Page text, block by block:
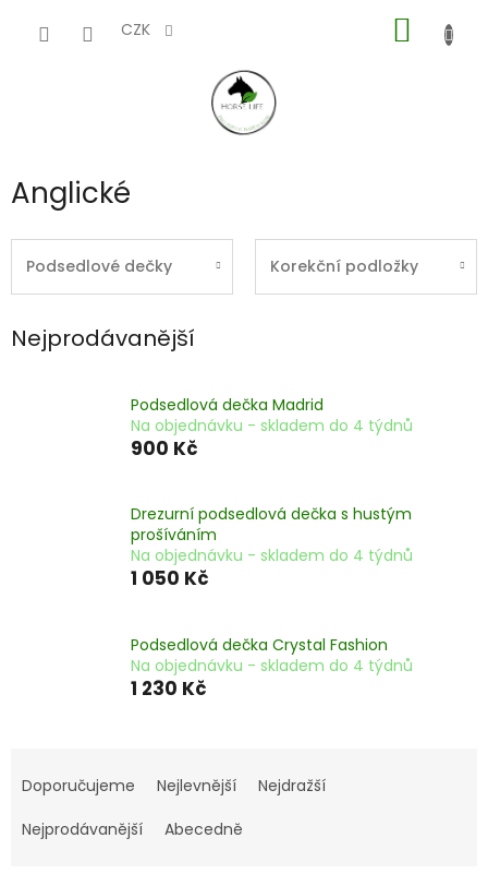
CZK
KOŠÍK
Anglické
Podsedlové dečky Korekční podložky
Nejprodávanější
Podsedlová dečka Madrid
Na objednávku - skladem do 4 týdnů
900 Kč
Drezurní podsedlová dečka s hustým
prošíváním
Na objednávku - skladem do 4 týdnů
1 050 Kč
Podsedlová dečka Crystal Fashion
Na objednávku - skladem do 4 týdnů
1 230 Kč
a
e
Doporučujeme Nejlevnější
Nejdražší
Nejprodávanější
Abecedně